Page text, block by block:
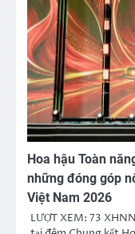
Hoa hậu Toàn
những đóng góp
Việt Nam 2026
LƯỢT XEM: 73